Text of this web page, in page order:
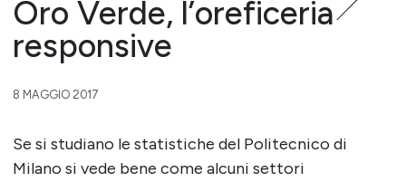
Oro Verde, l’oreficeria
responsive
8 MAGGIO 2017
Se si studiano le statistiche del Politecnico di
Milano si vede bene come alcuni settori